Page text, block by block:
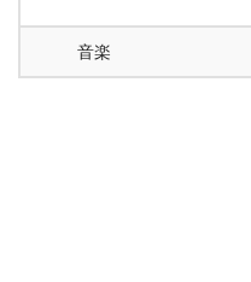
音楽